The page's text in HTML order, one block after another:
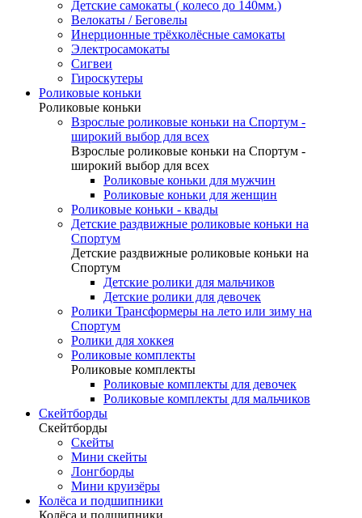
Детские самокаты ( колесо до 140мм.)
Велокаты / Беговелы
Инерционные трёхколёсные самокаты
Электросамокаты
Сигвеи
Гироскутеры
Роликовые коньки
Роликовые коньки
Взрослые роликовые коньки на Спортум -
широкий выбор для всех
Взрослые роликовые коньки на Спортум -
широкий выбор для всех
Роликовые коньки для мужчин
Роликовые коньки для женщин
Роликовые коньки - квады
Детские раздвижные роликовые коньки на
Спортум
Детские раздвижные роликовые коньки на
Спортум
Детские ролики для мальчиков
Детские ролики для девочек
Ролики Трансформеры на лето или зиму на
Спортум
Ролики для хоккея
Роликовые комплекты
Роликовые комплекты
Роликовые комплекты для девочек
Роликовые комплекты для мальчиков
Скейтборды
Скейтборды
Скейты
Мини скейты
Лонгборды
Мини круизёры
Колёса и подшипники
Колёса и подшипники